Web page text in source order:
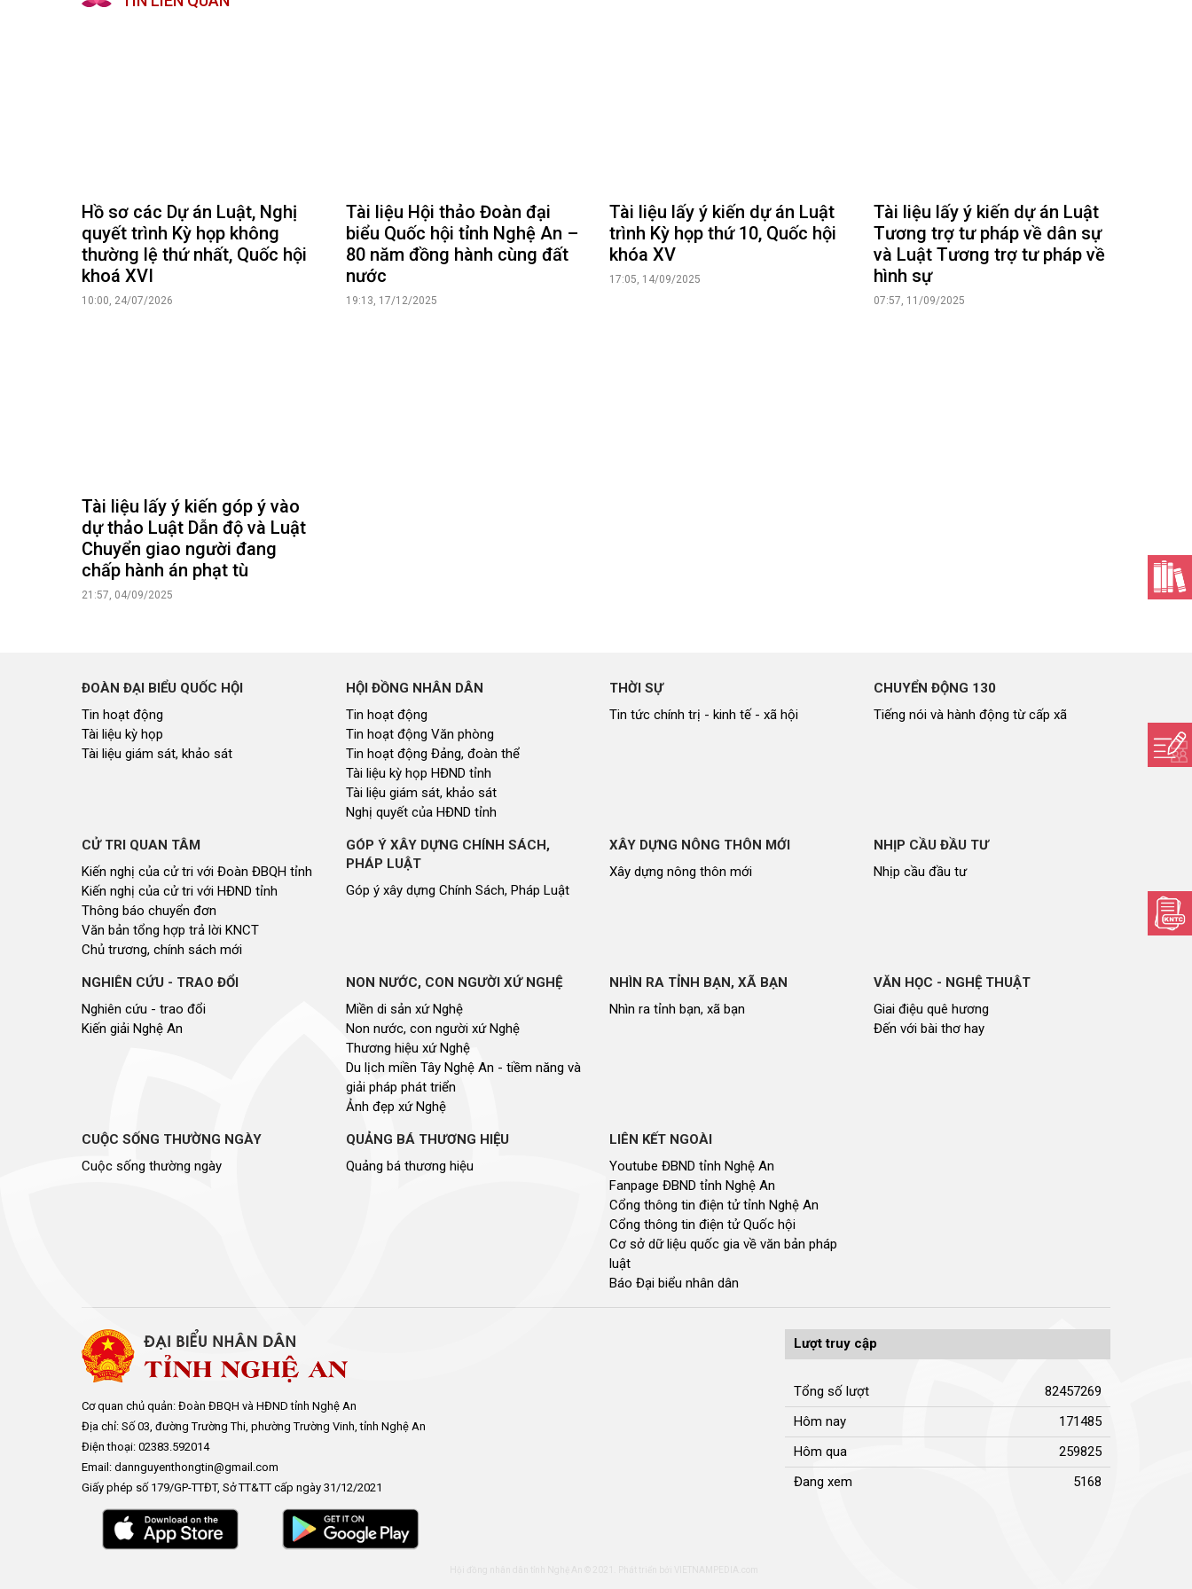
Hồ sơ các Dự án Luật, Nghị
quyết trình Kỳ họp không
thường lệ thứ nhất, Quốc hội
khoá XVI
10:00, 24/07/2026
Tài liệu Hội thảo Đoàn đại
biểu Quốc hội tỉnh Nghệ An –
80 năm đồng hành cùng đất
nước
19:13, 17/12/2025
Tài liệu lấy ý kiến dự án Luật
trình Kỳ họp thứ 10, Quốc hội
khóa XV
17:05, 14/09/2025
Tài liệu lấy ý kiến dự án Luật
Tương trợ tư pháp về dân sự
và Luật Tương trợ tư pháp về
hình sự
07:57, 11/09/2025
Tài liệu lấy ý kiến góp ý vào
dự thảo Luật Dẫn độ và Luật
Chuyển giao người đang
chấp hành án phạt tù
21:57, 04/09/2025
ĐOÀN ĐẠI BIỂU QUỐC HỘI
Tin hoạt động
Tài liệu kỳ họp
Tài liệu giám sát, khảo sát
HỘI ĐỒNG NHÂN DÂN
Tin hoạt động
Tin hoạt động Văn phòng
Tin hoạt động Đảng, đoàn thể
Tài liệu kỳ họp HĐND tỉnh
Tài liệu giám sát, khảo sát
Nghị quyết của HĐND tỉnh
THỜI SỰ
Tin tức chính trị - kinh tế - xã hội
CHUYỂN ĐỘNG 130
Tiếng nói và hành động từ cấp xã
CỬ TRI QUAN TÂM
Kiến nghị của cử tri với Đoàn ĐBQH tỉnh
Kiến nghị của cử tri với HĐND tỉnh
Thông báo chuyển đơn
Văn bản tổng hợp trả lời KNCT
Chủ trương, chính sách mới
GÓP Ý XÂY DỰNG CHÍNH SÁCH,
PHÁP LUẬT
Góp ý xây dựng Chính Sách, Pháp Luật
XÂY DỰNG NÔNG THÔN MỚI
Xây dựng nông thôn mới
NHỊP CẦU ĐẦU TƯ
Nhịp cầu đầu tư
NGHIÊN CỨU - TRAO ĐỔI
Nghiên cứu - trao đổi
Kiến giải Nghệ An
NON NƯỚC, CON NGƯỜI XỨ NGHỆ
Miền di sản xứ Nghệ
Non nước, con người xứ Nghệ
Thương hiệu xứ Nghệ
Du lịch miền Tây Nghệ An - tiềm năng và
giải pháp phát triển
Ảnh đẹp xứ Nghệ
NHÌN RA TỈNH BẠN, XÃ BẠN
Nhìn ra tỉnh bạn, xã bạn
VĂN HỌC - NGHỆ THUẬT
Giai điệu quê hương
Đến với bài thơ hay
CUỘC SỐNG THƯỜNG NGÀY
Cuộc sống thường ngày
QUẢNG BÁ THƯƠNG HIỆU
Quảng bá thương hiệu
LIÊN KẾT NGOÀI
Youtube ĐBND tỉnh Nghệ An
Fanpage ĐBND tỉnh Nghệ An
Cổng thông tin điện tử tỉnh Nghệ An
Cổng thông tin điện tử Quốc hội
Cơ sở dữ liệu quốc gia về văn bản pháp
luật
Báo Đại biểu nhân dân
Cơ quan chủ quản: Đoàn ĐBQH và HĐND tỉnh Nghệ An
Địa chỉ: Số 03, đường Trường Thi, phường Trường Vinh, tỉnh Nghệ An
Điện thoại: 02383.592014
Email: dannguyenthongtin@gmail.com
Giấy phép số 179/GP-TTĐT, Sở TT&TT cấp ngày 31/12/2021
Lượt truy cập
Tổng số lượt
82457269
Hôm nay
171485
Hôm qua
259825
Đang xem
5168